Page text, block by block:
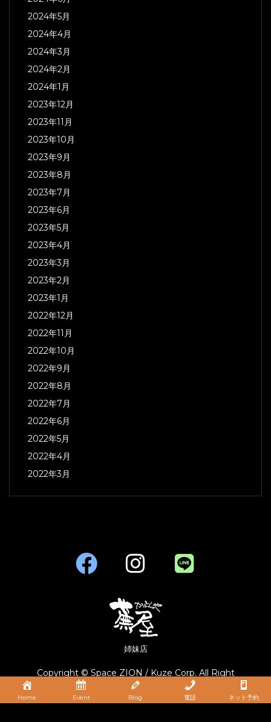
2024年5月
2024年4月
2024年3月
2024年2月
2024年1月
2023年12月
2023年11月
2023年10月
2023年9月
2023年8月
2023年7月
2023年6月
2023年5月
2023年4月
2023年3月
2023年2月
2023年1月
2022年12月
2022年11月
2022年10月
2022年9月
2022年8月
2022年7月
2022年6月
2022年5月
2022年4月
2022年3月
姉妹店
Copyright © Space ZION / Kuze Corp. All Right
Reserved.
Home Event Blog 電話 ネット予約